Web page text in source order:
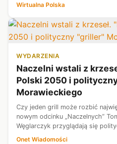
Wirtualna Polska
WYDARZENIA
Naczelni wstali z
Polski 2050 i
Morawieckiego
Czy jeden grill może rozbić
nowym odcinku „Naczelnych”
Węglarczyk przyglądają się
raczej – jak sami proponują –
Onet Wiadomości